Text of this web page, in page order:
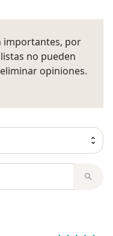
importantes, por
no pueden
opiniones.